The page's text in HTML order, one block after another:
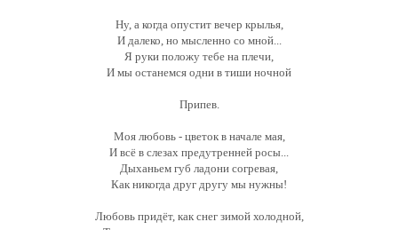
Ну, а когда опустит вечер крылья,
И далеко, но мысленно со мной...
Я руки положу тебе на плечи,
И мы останемся одни в тиши ночной
Припев.
Моя любовь - цветок в начале мая,
И всё в слезах предутренней росы...
Дыханьем губ ладони согревая,
Как никогда друг другу мы нужны!
Любовь придёт, как снег зимой холодной,